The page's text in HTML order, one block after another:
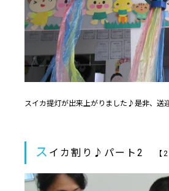
スイカ提灯が出来上がりました♪是非、送
ス イカ割り♪パート2